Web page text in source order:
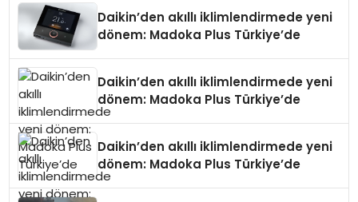
Daikin’den akıllı iklimlendirmede yeni
dönem: Madoka Plus Türkiye’de
Daikin’den akıllı iklimlendirmede yeni
dönem: Madoka Plus Türkiye’de
Daikin’den akıllı iklimlendirmede yeni
dönem: Madoka Plus Türkiye’de